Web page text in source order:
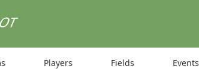
Players Fields Events